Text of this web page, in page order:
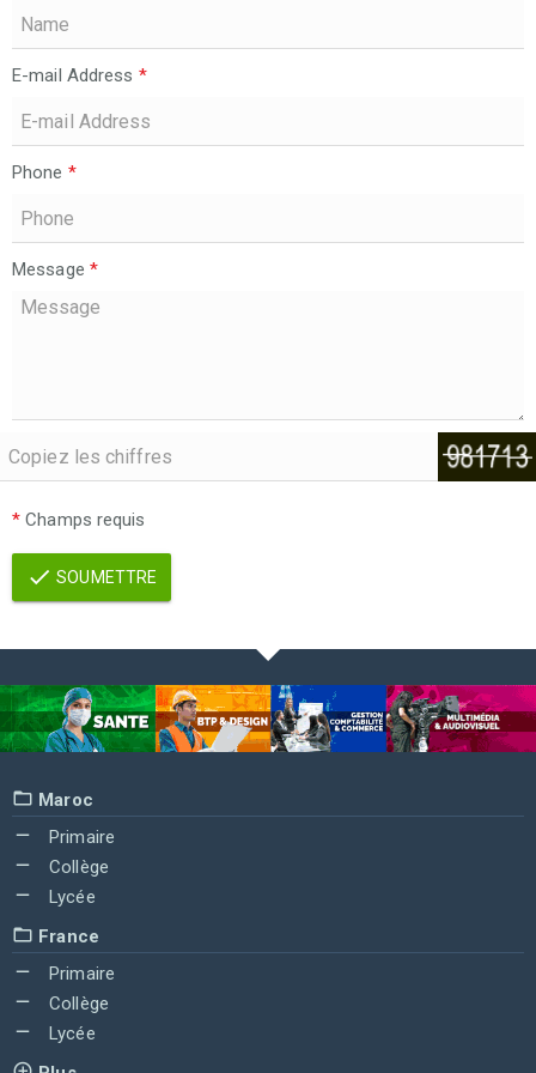
E-mail Address *
Phone *
Message *
* Champs requis
SOUMETTRE
Maroc
Primaire
Collège
Lycée
France
Primaire
Collège
Lycée